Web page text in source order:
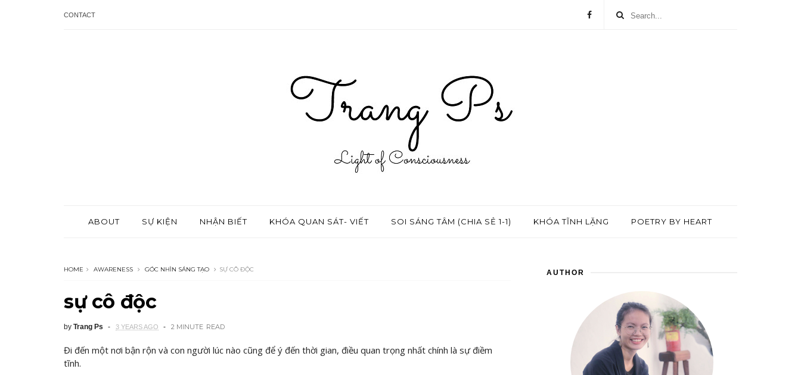
CONTACT
ABOUT SỰ KIỆN NHẬN BIẾT KHÓA QUAN SÁT- VIẾT SOI SÁNG TÂM (CHIA SẺ 1-1) KHÓA TĨNH LẶNG POETRY BY HEART
HOME AWARENESS GÓC NHÌN SÁNG TẠO SỰ CÔ ĐỘC
sự cô độc
by Trang Ps 3 YEARS AGO 2 MINUTE READ
Đi đến một nơi bận rộn và con người lúc nào cũng để ý đến thời gian, điều quan trọng nhất chính là sự điềm
tĩnh.
AUTHOR